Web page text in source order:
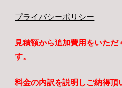
プライバシーポリシー
見積額から追加費用をいただ
す。
料金の内訳を説明しご納得頂